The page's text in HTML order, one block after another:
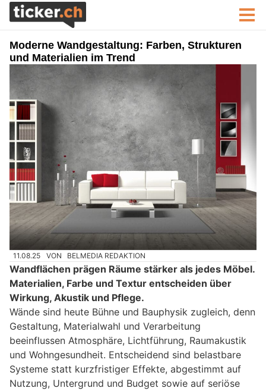
Moderne Wandgestaltung: Farben, Strukturen
und Materialien im Trend
11.08.25 VON BELMEDIA REDAKTION
Wandflächen prägen Räume stärker als jedes Möbel.
Materialien, Farbe und Textur entscheiden über
Wirkung, Akustik und Pflege.
Wände sind heute Bühne und Bauphysik zugleich, denn
Gestaltung, Materialwahl und Verarbeitung
beeinflussen Atmosphäre, Lichtführung, Raumakustik
und Wohngesundheit. Entscheidend sind belastbare
Systeme statt kurzfristiger Effekte, abgestimmt auf
Nutzung, Untergrund und Budget sowie auf seriöse